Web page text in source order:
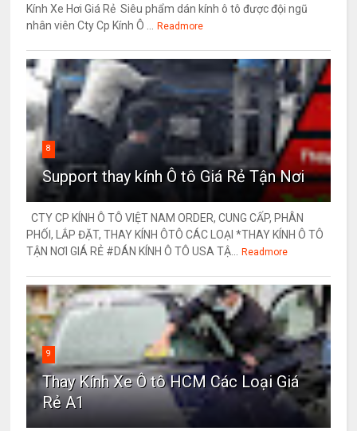
Kính Xe Hơi Giá Rẻ Siêu phẩm dán kính ô tô được đội ngũ
nhân viên Cty Cp Kính Ô ...
Readmore
8
Support thay kính Ô tô Giá Rẻ Tận Nơi
CTY CP KÍNH Ô TÔ VIỆT NAM ORDER, CUNG CẤP, PHÂN
PHỐI, LẮP ĐẶT, THAY KÍNH ÔTÔ CÁC LOẠI *THAY KÍNH Ô TÔ
TẬN NƠI GIÁ RẺ #DÁN KÍNH Ô TÔ USA TẬ...
Readmore
9
Thay Kính Xe Ô tô HCM Các Loại Giá
Rẻ A1